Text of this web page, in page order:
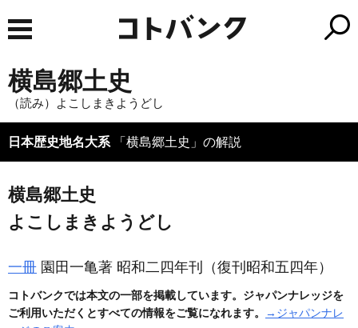
横島郷土史
（読み）よこしまきようどし
日本歴史地名大系 「横島郷土史」の解説
横島郷土史
よこしまきようどし
一冊 園田一亀著 昭和二四年刊 （復刊昭和五四年）
コトバンクでは本文の一部を掲載しています。ジャパンナレッジを
ご利用いただくとすべての情報をご覧になれます。
→ジャパンナレ